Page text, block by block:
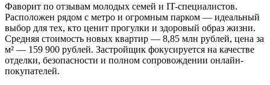
Фаворит по отзывам молодых семей и IT-специалистов.
Расположен рядом с метро и огромным парком — идеальный
выбор для тех, кто ценит прогулки и здоровый образ жизни.
Средняя стоимость новых квартир — 8,85 млн рублей, цена за
м² — 159 900 рублей. Застройщик фокусируется на качестве
отделки, безопасности и полном сопровождении онлайн-
покупателей.